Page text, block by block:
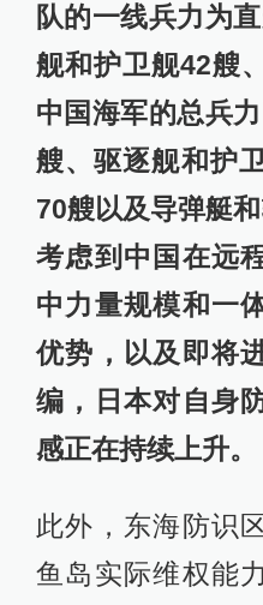
队的一线兵力为
舰和护卫舰42艘
中国海军的总兵
艘、驱逐舰和护
70艘以及导弹艇
考虑到中国在远
中力量规模和一
优势，以及即将
编，日本对自身
感正在持续上升。
此外，东海防识
鱼岛实际维权能